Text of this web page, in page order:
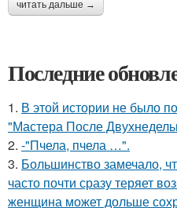
читать дальше →
Последние
1. В этой истории не было
"Мастера После
2. -"Пчела, пчела …".
3. Большинство замечало,
часто почти сразу теряет
женщина может дольше